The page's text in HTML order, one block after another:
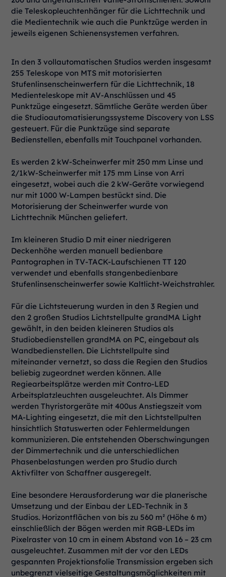
die Teleskopleuchtenhänger für die Lichttechnik und
die Medientechnik wie auch die Punktzüge werden in
jeweils eigenen Schienensystemen verfahren.
In den 3 vollautomatischen Studios werden insgesamt
255 Teleskope von MTS mit motorisierten
Stufenlinsenscheinwerfern für die Lichttechnik, 18
Medienteleskope mit AV-Anschlüssen und 45
Punktzüge eingesetzt. Sämtliche Geräte werden über
die Studioautomatisierungssysteme Discovery von LSS
gesteuert. Für die Punktzüge sind separate
Bedienstellen, ebenfalls mit Touchpanel vorhanden.
Es werden 2 kW-Scheinwerfer mit 250 mm Linse und
2/1kW-Scheinwerfer mit 175 mm Linse von Arri
eingesetzt, wobei auch die 2 kW-Geräte vorwiegend
nur mit 1000 W-Lampen bestückt sind. Die
Motorisierung der Scheinwerfer wurde von
Lichttechnik München geliefert.
Im kleineren Studio D mit einer niedrigeren
Deckenhöhe werden manuell bedienbare
Pantographen in TV-TACK-Laufschienen TT 120
verwendet und ebenfalls stangenbedienbare
Stufenlinsenscheinwerfer sowie Kaltlicht-Weichstrahler.
Für die Lichtsteuerung wurden in den 3 Regien und
den 2 großen Studios Lichtstellpulte grandMA Light
gewählt, in den beiden kleineren Studios als
Studiobedienstellen grandMA on PC, eingebaut als
Wandbedienstellen. Die Lichtstellpulte sind
miteinander vernetzt, so dass die Regien den Studios
beliebig zugeordnet werden können. Alle
Regiearbeitsplätze werden mit Contro-LED
Arbeitsplatzleuchten ausgeleuchtet. Als Dimmer
werden Thyristorgeräte mit 400us Anstiegszeit vom
MA-Lighting eingesetzt, die mit den Lichtstellpulten
hinsichtlich Statuswerten oder Fehlermeldungen
kommunizieren. Die entstehenden Oberschwingungen
der Dimmertechnik und die unterschiedlichen
Phasenbelastungen werden pro Studio durch
Aktivfilter von Schaffner ausgeregelt.
Eine besondere Herausforderung war die planerische
Umsetzung und der Einbau der LED-Technik in 3
Studios. Horizontflächen von bis zu 560 m² (Höhe 6 m)
einschließlich der Bögen werden mit RGB-LEDs im
Pixelraster von 10 cm in einem Abstand von 16 – 23 cm
ausgeleuchtet. Zusammen mit der vor den LEDs
gespannten Projektionsfolie Transmission ergeben sich
unbegrenzt vielseitige Gestaltungsmöglichkeiten mit